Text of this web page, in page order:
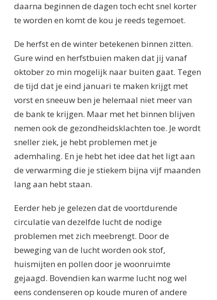
daarna beginnen de dagen toch echt snel korter
te worden en komt de kou je reeds tegemoet.
De herfst en de winter betekenen binnen zitten.
Gure wind en herfstbuien maken dat jij vanaf
oktober zo min mogelijk naar buiten gaat. Tegen
de tijd dat je eind januari te maken krijgt met
vorst en sneeuw ben je helemaal niet meer van
de bank te krijgen. Maar met het binnen blijven
nemen ook de gezondheidsklachten toe. Je wordt
sneller ziek, je hebt problemen met je
ademhaling. En je hebt het idee dat het ligt aan
de verwarming die je stiekem bijna vijf maanden
lang aan hebt staan.
Eerder heb je gelezen dat de voortdurende
circulatie van dezelfde lucht de nodige
problemen met zich meebrengt. Door de
beweging van de lucht worden ook stof,
huismijten en pollen door je woonruimte
gejaagd. Bovendien kan warme lucht nog wel
eens condenseren op koude muren of andere